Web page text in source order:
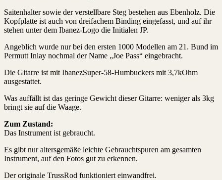
Saitenhalter sowie der verstellbare Steg bestehen aus Ebenholz. Die
Kopfplatte ist auch von dreifachem Binding eingefasst, und auf ihr
stehen unter dem Ibanez-Logo die Initialen JP.
Angeblich wurde nur bei den ersten 1000 Modellen am 21. Bund im
Permutt Inlay nochmal der Name „Joe Pass“ eingebracht.
Die Gitarre ist mit IbanezSuper-58-Humbuckers mit 3,7kOhm
ausgestattet.
Was auffällt ist das geringe Gewicht dieser Gitarre: weniger als 3kg
bringt sie auf die Waage.
Zum Zustand:
Das Instrument ist gebraucht.
Es gibt nur altersgemäße leichte Gebrauchtspuren am gesamten
Instrument, auf den Fotos gut zu erkennen.
Der originale TrussRod funktioniert einwandfrei.